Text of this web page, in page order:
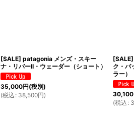
[SALE] patagonia メンズ・スキー
ナ・リバーII・ウェーダー（ショート）
35,000円(税別)
(税込 : 38,500円)
ク・パ
ラー）
30,100
(税込 :